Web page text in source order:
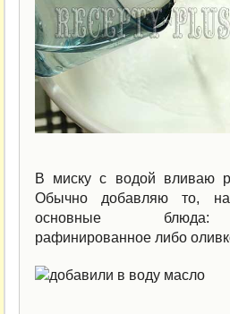
В миску с водой вливаю
Обычно добавляю то, на
основные блюда:
рафинированное либо